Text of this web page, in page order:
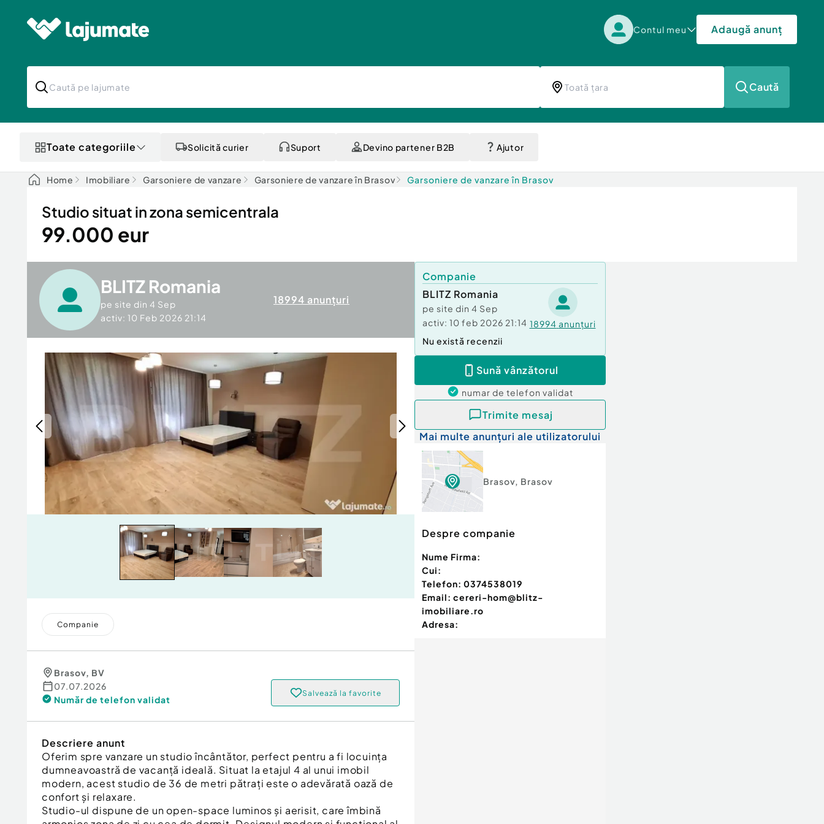
Contul meu Adaugă anunț
Caută
Toate categoriile Solicită curier Suport Devino partener B2B Ajutor
Home Imobiliare Garsoniere de vanzare Garsoniere de vanzare în Brasov Garsoniere de vanzare în Brasov
Studio situat in zona semicentrala
99.000 eur
BLITZ Romania
pe site din 4 Sep
activ: 10 Feb 2026 21:14
18994 anunțuri
Companie
Brasov, BV
07.07.2026
Număr de telefon validat
Salvează la favorite
Descriere anunt
Oferim spre vanzare un studio încântător, perfect pentru a fi locuința
dumneavoastră de vacanță ideală. Situat la etajul 4 al unui imobil
modern, acest studio de 36 de metri pătrați este o adevărată oază de
confort și relaxare.
Studio-ul dispune de un open-space luminos și aerisit, care îmbină
Companie
BLITZ Romania
pe site din 4 Sep
activ: 10 feb 2026 21:14 18994 anunțuri
Nu există recenzii
Sună vânzătorul
numar de telefon validat
Trimite mesaj
Mai multe anunțuri ale utilizatorului
Brasov, Brasov
Despre companie
Nume Firma:
Cui:
Telefon: 0374538019
Email: cereri-hom@blitz-
imobiliare.ro
Adresa: